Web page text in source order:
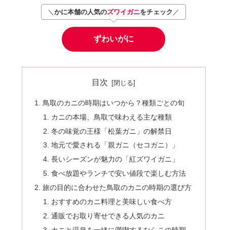
＼ かに本舗の人気のズワイガニをチェック ／
ずわいがに
目次
鳥取のカニの時期はいつから？種類ごとの旬
カニの本場、鳥取で味わえる主な種類
冬の味覚の王様「松葉ガニ」の解禁日
地元で愛される「親ガニ（セコガニ）」
長いシーズンが魅力の「紅ズワイガニ」
食べ放題やランチで安い値段で楽しむ方法
旅の目的に合わせた鳥取のカニの時期の選び方
おすすめのカニ料理と美味しい食べ方
通販でお取り寄せできる人気のカニ